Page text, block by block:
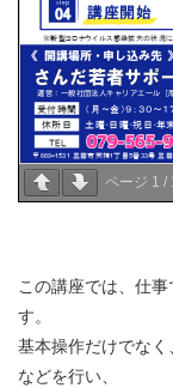
ページ 1 /
この講座では、仕事
す。
基本操作だけでな
などを行い、